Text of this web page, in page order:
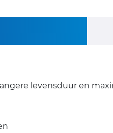
levensduur en